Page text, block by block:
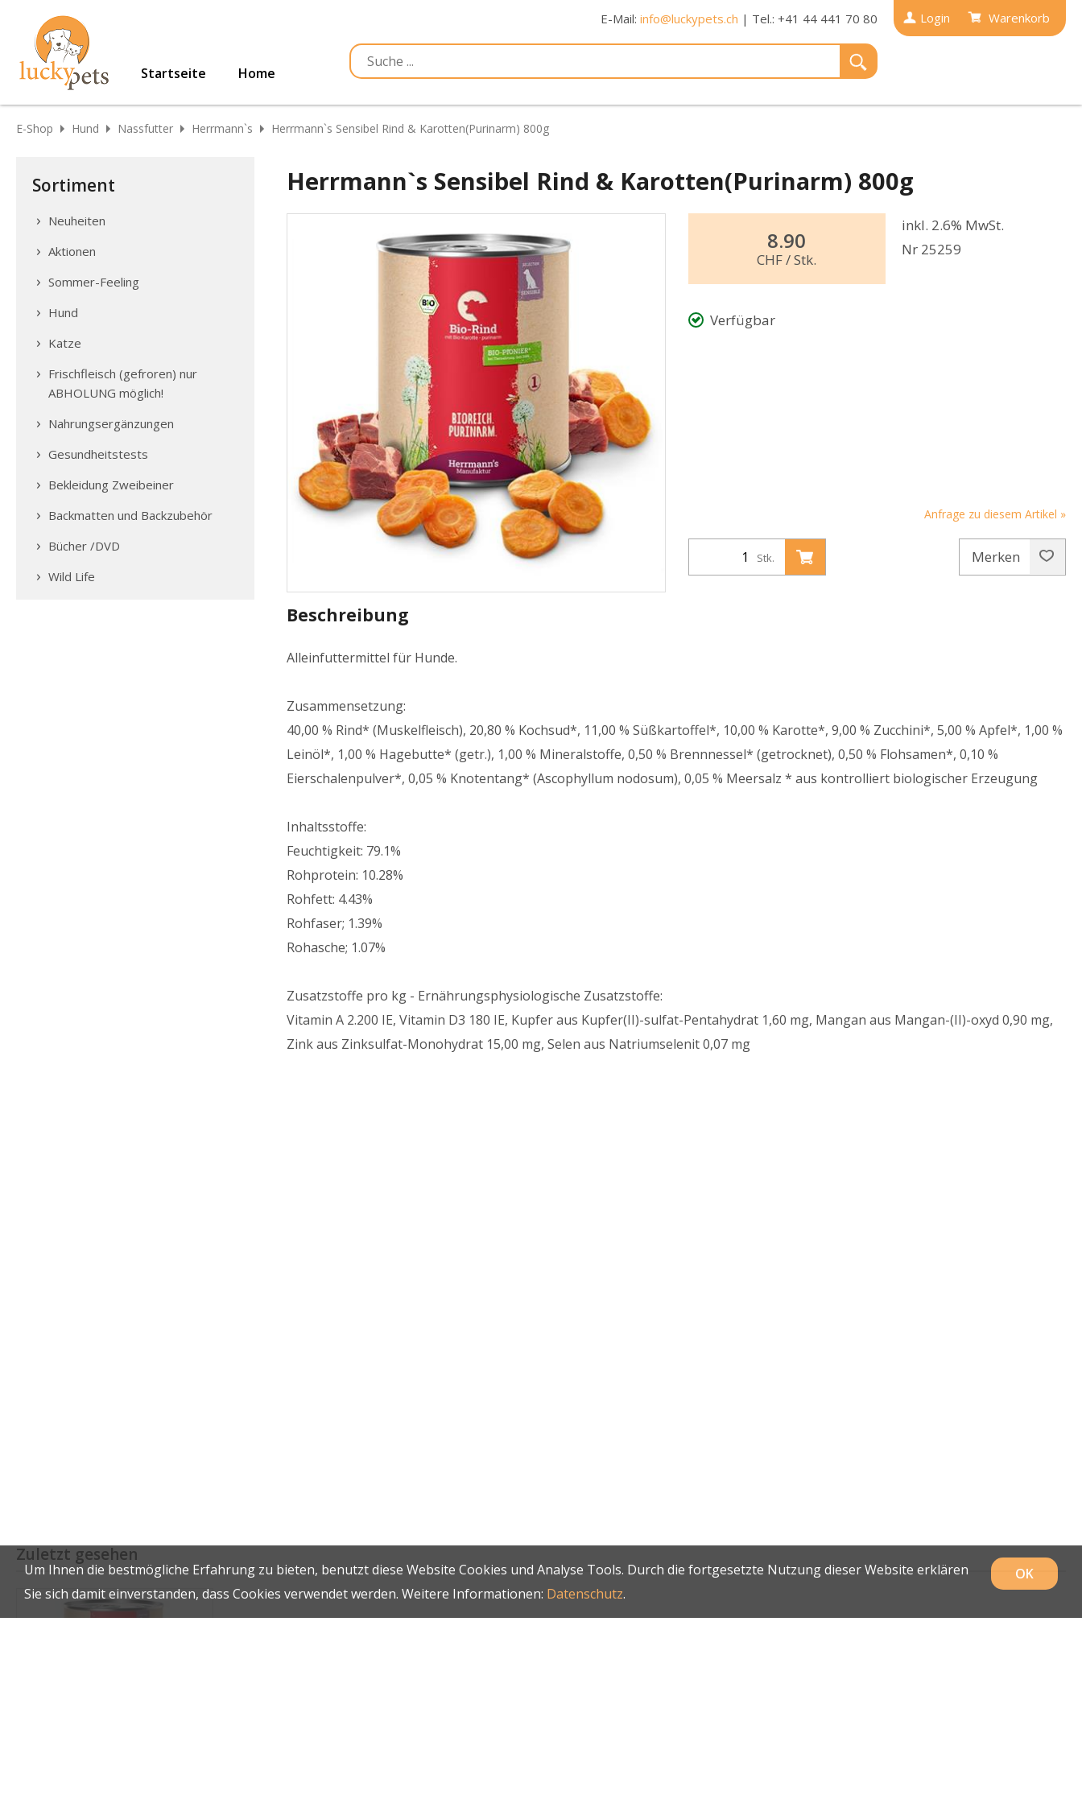
Login Warenkorb
E-Mail: info@luckypets.ch | Tel.: +41 44 441 70 80
Startseite Home
E-Shop Hund Nassfutter Herrmann`s Herrmann`s Sensibel Rind & Karotten(Purinarm) 800g
Sortiment
Neuheiten
Aktionen
Sommer-Feeling
Hund
Katze
Frischfleisch (gefroren) nur
ABHOLUNG möglich!
Nahrungsergänzungen
Gesundheitstests
Bekleidung Zweibeiner
Backmatten und Backzubehör
Bücher /DVD
Wild Life
Herrmann`s Sensibel Rind & Karotten(Purinarm) 800g
8.90
CHF/ Stk.
inkl. 2.6% MwSt.
Nr 25259
Verfügbar
Anfrage zu diesem Artikel »
Stk. Merken
Beschreibung
Alleinfuttermittel für Hunde.
Zusammensetzung:
40,00 % Rind* (Muskelfleisch), 20,80 % Kochsud*, 11,00 % Süßkartoffel*, 10,00 % Karotte*, 9,00 % Zucchini*, 5,00 % Apfel*, 1,00 %
Leinöl*, 1,00 % Hagebutte* (getr.), 1,00 % Mineralstoffe, 0,50 % Brennnessel* (getrocknet), 0,50 % Flohsamen*, 0,10 %
Eierschalenpulver*, 0,05 % Knotentang* (Ascophyllum nodosum), 0,05 % Meersalz * aus kontrolliert biologischer Erzeugung
Inhaltsstoffe:
Feuchtigkeit: 79.1%
Rohprotein: 10.28%
Rohfett: 4.43%
Rohfaser; 1.39%
Rohasche; 1.07%
Zusatzstoffe pro kg - Ernährungsphysiologische Zusatzstoffe:
Vitamin A 2.200 IE, Vitamin D3 180 IE, Kupfer aus Kupfer(II)-sulfat-Pentahydrat 1,60 mg, Mangan aus Mangan-(II)-oxyd 0,90 mg,
Zink aus Zinksulfat-Monohydrat 15,00 mg, Selen aus Natriumselenit 0,07 mg
Zuletzt gesehen
OK
Um Ihnen die bestmögliche Erfahrung zu bieten, benutzt diese Website Cookies und Analyse Tools. Durch die fortgesetzte Nutzung dieser Website erklären
Sie sich damit einverstanden, dass Cookies verwendet werden. Weitere Informationen: Datenschutz.